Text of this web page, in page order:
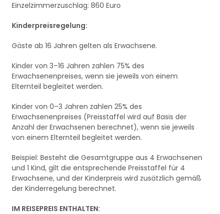
Einzelzimmerzuschlag: 860 Euro
Kinderpreisregelung:
Gäste ab 16 Jahren gelten als Erwachsene.
Kinder von 3–16 Jahren zahlen 75% des
Erwachsenenpreises, wenn sie jeweils von einem
Elternteil begleitet werden.
Kinder von 0–3 Jahren zahlen 25% des
Erwachsenenpreises (Preisstaffel wird auf Basis der
Anzahl der Erwachsenen berechnet), wenn sie jeweils
von einem Elternteil begleitet werden.
Beispiel: Besteht die Gesamtgruppe aus 4 Erwachsenen
und 1 Kind, gilt die entsprechende Preisstaffel für 4
Erwachsene, und der Kinderpreis wird zusätzlich gemäß
der Kinderregelung berechnet.
IM REISEPREIS ENTHALTEN: